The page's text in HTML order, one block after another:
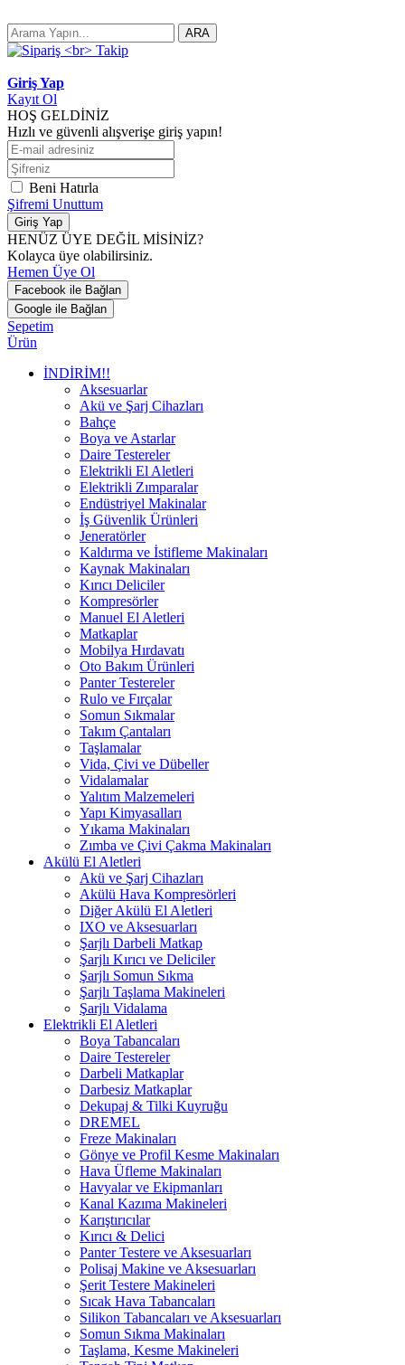
ARA
Giriş Yap
Kayıt Ol
HOŞ GELDİNİZ
Hızlı ve güvenli alışverişe giriş yapın!
Beni Hatırla
Şifremi Unuttum
Giriş Yap
HENÜZ ÜYE DEĞİL MİSİNİZ?
Kolayca üye olabilirsiniz.
Hemen Üye Ol
Facebook ile Bağlan
Google ile Bağlan
Sepetim
Ürün
İNDİRİM!!
Aksesuarlar
Akü ve Şarj Cihazları
Bahçe
Boya ve Astarlar
Daire Testereler
Elektrikli El Aletleri
Elektrikli Zımparalar
Endüstriyel Makinalar
İş Güvenlik Ürünleri
Jeneratörler
Kaldırma ve İstifleme Makinaları
Kaynak Makinaları
Kırıcı Deliciler
Kompresörler
Manuel El Aletleri
Matkaplar
Mobilya Hırdavatı
Oto Bakım Ürünleri
Panter Testereler
Rulo ve Fırçalar
Somun Sıkmalar
Takım Çantaları
Taşlamalar
Vida, Çivi ve Dübeller
Vidalamalar
Yalıtım Malzemeleri
Yapı Kimyasalları
Yıkama Makinaları
Zımba ve Çivi Çakma Makinaları
Akülü El Aletleri
Akü ve Şarj Cihazları
Akülü Hava Kompresörleri
Diğer Akülü El Aletleri
IXO ve Aksesuarları
Şarjlı Darbeli Matkap
Şarjlı Kırıcı ve Deliciler
Şarjlı Somun Sıkma
Şarjlı Taşlama Makineleri
Şarjlı Vidalama
Elektrikli El Aletleri
Boya Tabancaları
Daire Testereler
Darbeli Matkaplar
Darbesiz Matkaplar
Dekupaj & Tilki Kuyruğu
DREMEL
Freze Makinaları
Gönye ve Profil Kesme Makinaları
Hava Üfleme Makinaları
Havyalar ve Ekipmanları
Kanal Kazıma Makineleri
Karıştırıcılar
Kırıcı & Delici
Panter Testere ve Aksesuarları
Polisaj Makine ve Aksesuarları
Şerit Testere Makineleri
Sıcak Hava Tabancaları
Silikon Tabancaları ve Aksesuarları
Somun Sıkma Makinaları
Taşlama, Kesme Makineleri